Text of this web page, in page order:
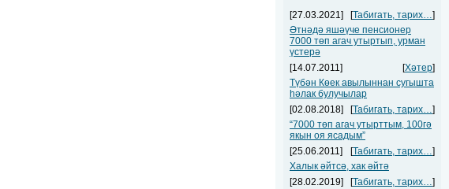
[27.03.2021] [Табигать, тарих…]
Әтнәдә яшәүче пенсионер
7000 төп агач утыртып, урман
үстерә
[14.07.2011]
[Хәтер]
Түбән Көек авылыннан сугышта
һәлак булучылар
[02.08.2018]
[Табигать, тарих…]
“7000 төп агач утырттым, 100гә
якын оя ясадым”
[25.06.2011]
[Табигать, тарих…]
Халык әйтсә, хак әйтә
[28.02.2019]
[Табигать, тарих…]